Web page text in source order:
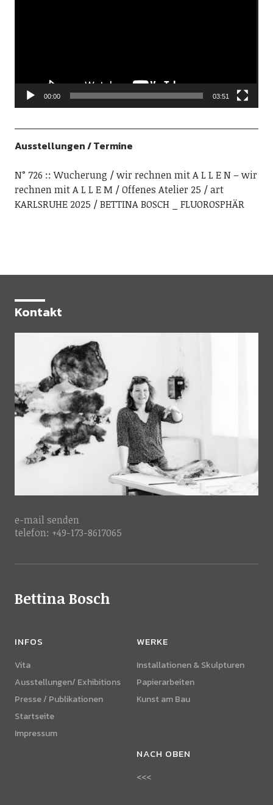
00:00 03:51
Ausstellungen / Termine
N° 726 :: Wucherung
wir rechnen mit A L L E N – wir
rechnen mit A L L E M
Offenes Atelier 25
art
KARLSRUHE 2025
BETTINA BOSCH _ FLUOROSPHÄR
Kontakt
e-mail senden
telefon: +49-173-8617065
Bettina Bosch
INFOS
Vita
Ausstellungen/ Exhibitions
Presse / Publikationen
Startseite
Impressum
WERKE
Installationen & Skulpturen
Papierarbeiten
Kunst am Bau
NACH OBEN
<<<